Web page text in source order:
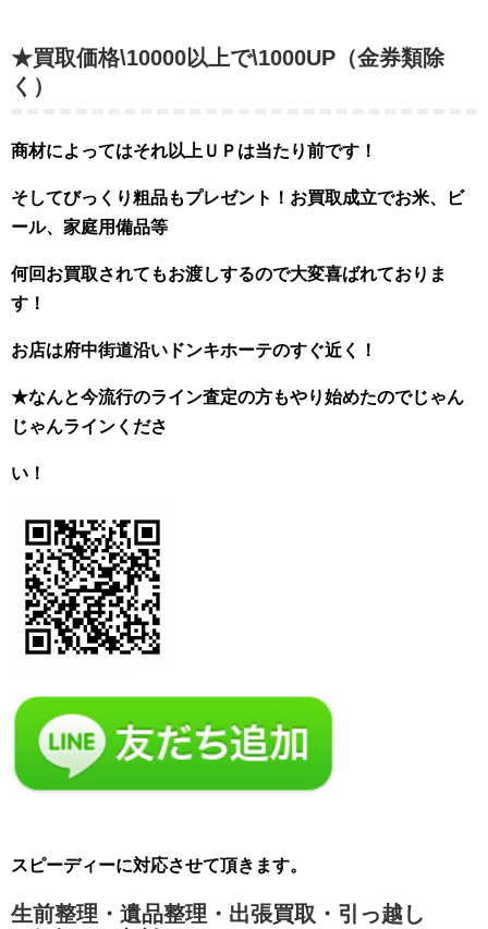
★買取価格\10000以上で\1000UP（金券類除
く）
商材によってはそれ以上ＵＰは当たり前です！
そしてびっくり粗品もプレゼント！お買取成立でお米、ビ
ール、家庭用備品等
何回お買取されてもお渡しするので大変喜ばれておりま
す！
お店は府中街道沿いドンキホーテのすぐ近く！
★なんと今流行のライン査定の方もやり始めたのでじゃん
じゃんラインくださ
い！
スピーディーに対応させて頂きます。
生前整理・遺品整理・出張買取・引っ越し